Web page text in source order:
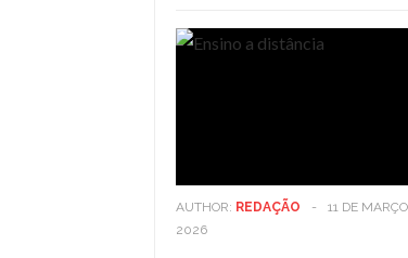
AUTHOR: REDAÇÃO -
11 DE
2026